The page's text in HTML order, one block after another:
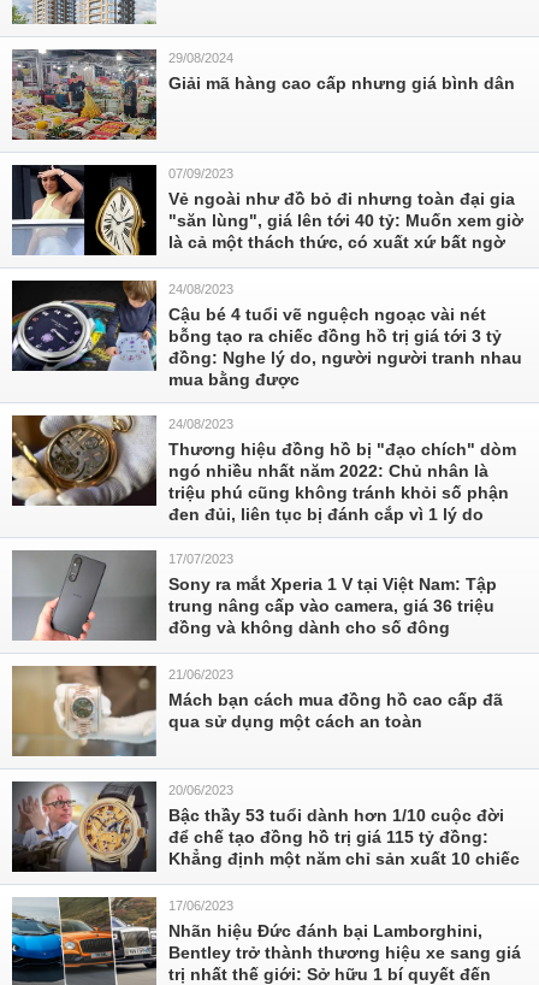
29/08/2024
Giải mã hàng cao cấp nhưng giá bình dân
07/09/2023
Vẻ ngoài như đồ bỏ đi nhưng toàn đại gia
"săn lùng", giá lên tới 40 tỷ: Muốn xem giờ
là cả một thách thức, có xuất xứ bất ngờ
24/08/2023
Cậu bé 4 tuổi vẽ nguệch ngoạc vài nét
bỗng tạo ra chiếc đồng hồ trị giá tới 3 tỷ
đồng: Nghe lý do, người người tranh nhau
mua bằng được
24/08/2023
Thương hiệu đồng hồ bị "đạo chích" dòm
ngó nhiều nhất năm 2022: Chủ nhân là
triệu phú cũng không tránh khỏi số phận
đen đủi, liên tục bị đánh cắp vì 1 lý do
17/07/2023
Sony ra mắt Xperia 1 V tại Việt Nam: Tập
trung nâng cấp vào camera, giá 36 triệu
đồng và không dành cho số đông
21/06/2023
Mách bạn cách mua đồng hồ cao cấp đã
qua sử dụng một cách an toàn
20/06/2023
Bậc thầy 53 tuổi dành hơn 1/10 cuộc đời
để chế tạo đồng hồ trị giá 115 tỷ đồng:
Khẳng định một năm chỉ sản xuất 10 chiếc
17/06/2023
Nhãn hiệu Đức đánh bại Lamborghini,
Bentley trở thành thương hiệu xe sang giá
trị nhất thế giới: Sở hữu 1 bí quyết đến